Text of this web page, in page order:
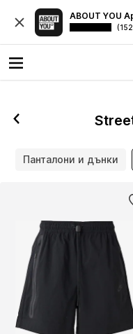
ABOUT YOU
Панталони и дънки